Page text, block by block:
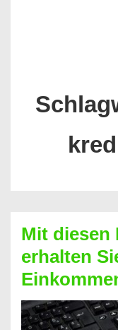
Mit diesen
erhalten